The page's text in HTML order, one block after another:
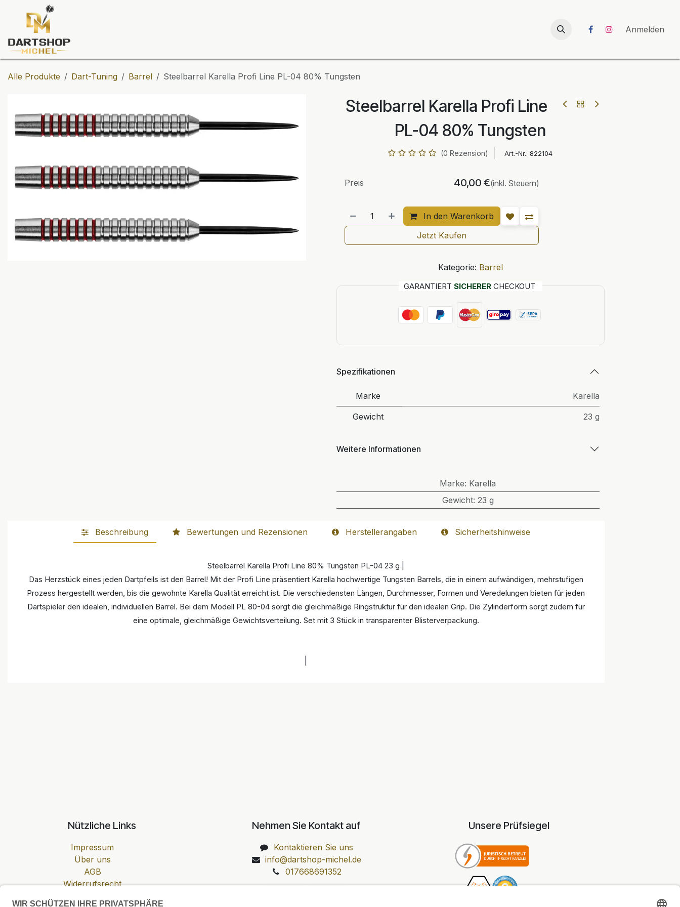
Zum Inhalt springen
UNICORN-Launch 2026 Anmelden
Alle Produkte Dart-Tuning Barrel Steelbarrel Karella Profi Line PL-04 80% Tungsten
Steelbarrel Karella Profi Line
PL-04 80% Tungsten
(0 Rezension) Art.-Nr.: 822104
In den Warenkorb
Preis 40,00 €(inkl. Steuern)
Jetzt Kaufen
Kategorie: Barrel
GARANTIERT SICHERERCHECKOUT
Spezifikationen
Marke Karella
Gewicht 23 g
Weitere Informationen
Marke: Karella
Gewicht: 23 g
Beschreibung Bewertungen und Rezensionen Herstellerangaben Sicherheitshinweise
Steelbarrel Karella Profi Line 80% Tungsten PL-04 23 g |
Das Herzstück eines jeden Dartpfeils ist den Barrel! Mit der Profi Line präsentiert Karella hochwertige Tungsten Barrels, die in einem aufwändigen, mehrstufigen
Prozess hergestellt werden, bis die gewohnte Karella Qualität erreicht ist. Die verschiedensten Längen, Durchmesser, Formen und Veredelungen bieten für jeden
Dartspieler den idealen, individuellen Barrel. Bei dem Modell PL 80-04 sorgt die gleichmäßige Ringstruktur für den idealen Grip. Die Zylinderform sorgt zudem für
eine optimale, gleichmäßige Gewichtsverteilung. Set mit 3 Stück in transparenter Blisterverpackung.
Nützliche Links
Impressum
Über uns
AGB
Widerrufsrecht
Nehmen Sie Kontakt auf
Kontaktieren Sie uns
info@dartshop-michel.de
017668691352
Unsere Prüfsiegel